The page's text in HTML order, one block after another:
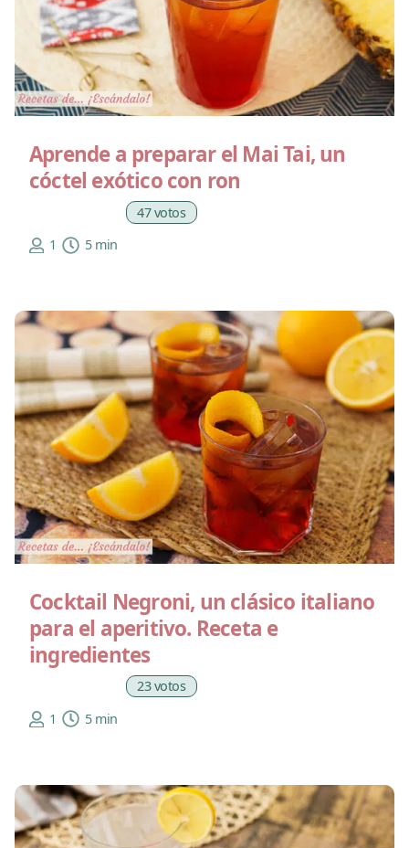
Aprende a preparar el Mai Tai, un
cóctel exótico con ron
47 votos
1
5 min
Cocktail Negroni, un clásico italiano
para el aperitivo. Receta e
ingredientes
23 votos
1
5 min